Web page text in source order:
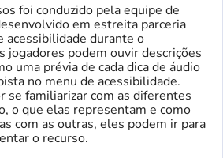
foi conduzido pela equipe de
em estreita parceria
acessibilidade durante o
jogadores podem ouvir descrições
uma prévia de cada dica de áudio
no menu de acessibilidade.
se familiarizar com as diferentes
o que elas representam e como
com as outras, eles podem ir para
o recurso.